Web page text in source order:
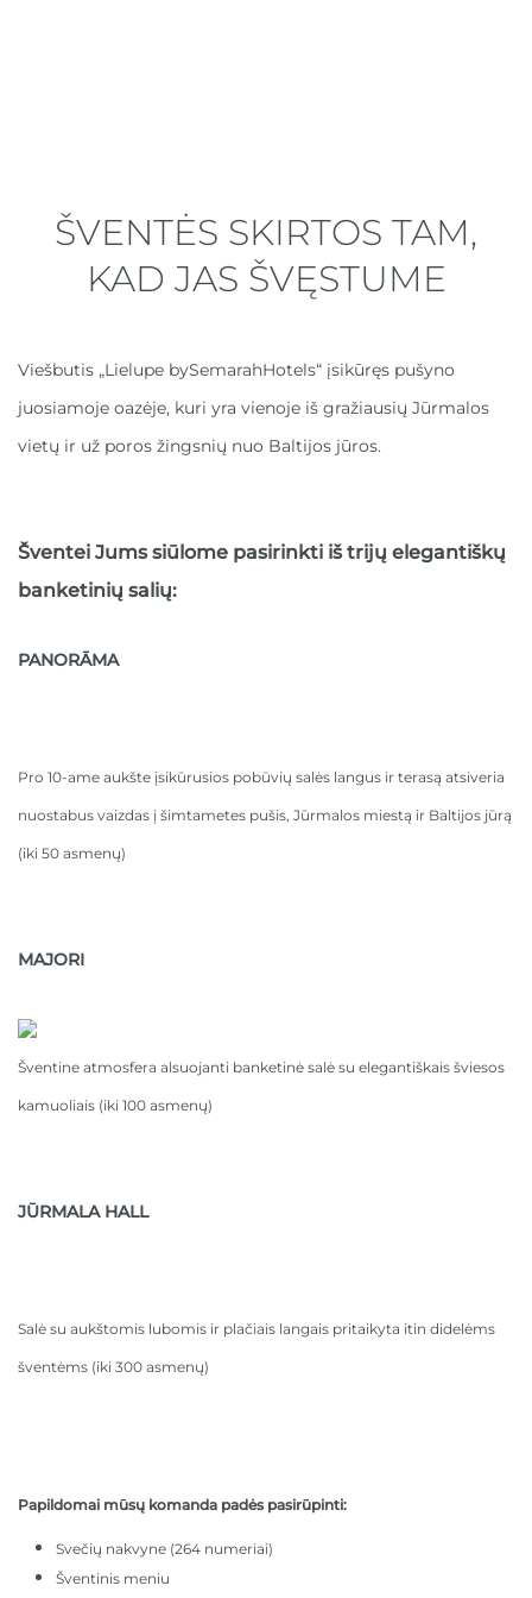
ŠVENTĖS SKIRTOS TAM,
KAD JAS ŠVĘSTUME
Viešbutis „Lielupe bySemarahHotels“ įsikūręs pušyno
juosiamoje oazėje, kuri yra vienoje iš gražiausių Jūrmalos
vietų ir už poros žingsnių nuo Baltijos jūros.
Šventei Jums siūlome pasirinkti iš trijų elegantiškų
banketinių salių:
PANORĀMA
Pro 10-ame aukšte įsikūrusios pobūvių salės langus ir terasą atsiveria
nuostabus vaizdas į šimtametes pušis, Jūrmalos miestą ir Baltijos jūrą
(iki 50 asmenų)
MAJORI
Šventine atmosfera alsuojanti banketinė salė su elegantiškais šviesos
kamuoliais (iki 100 asmenų)
JŪRMALA HALL
Salė su aukštomis lubomis ir plačiais langais pritaikyta itin didelėms
šventėms (iki 300 asmenų)
Papildomai mūsų komanda padės pasirūpinti:
Svečių nakvyne (264 numeriai)
Šventinis meniu